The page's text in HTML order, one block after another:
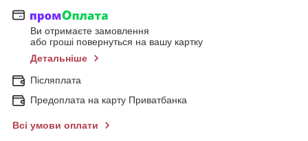
Ви отримаєте замовлення
або гроші повернуться на вашу картку
Детальніше
Післяплата
Предоплата на карту Приватбанка
Всі умови оплати